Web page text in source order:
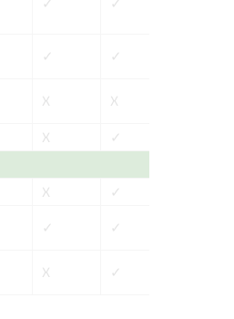
✓ ✓
X X
X ✓
X ✓
✓ ✓
X ✓